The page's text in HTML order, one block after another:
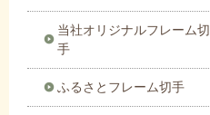
当社オリジナルフレーム切
手
ふるさとフレーム切手